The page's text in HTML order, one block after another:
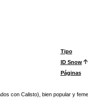
Tipo
ID Snow
Páginas
con Calisto), bien popular y